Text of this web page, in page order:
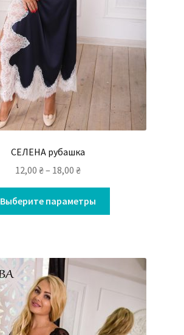
СЕЛЕНА рубашка
12,00 ₴– 18,00 ₴
Выберите параметры